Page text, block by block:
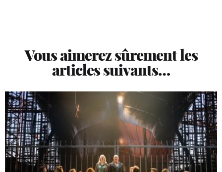
Vous aimerez sûrement les
articles suivants…